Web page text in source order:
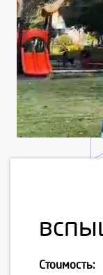
Стоимость: